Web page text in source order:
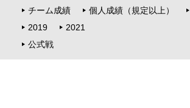
チーム成績
個人成績（規定以上）
2019
2021
公式戦